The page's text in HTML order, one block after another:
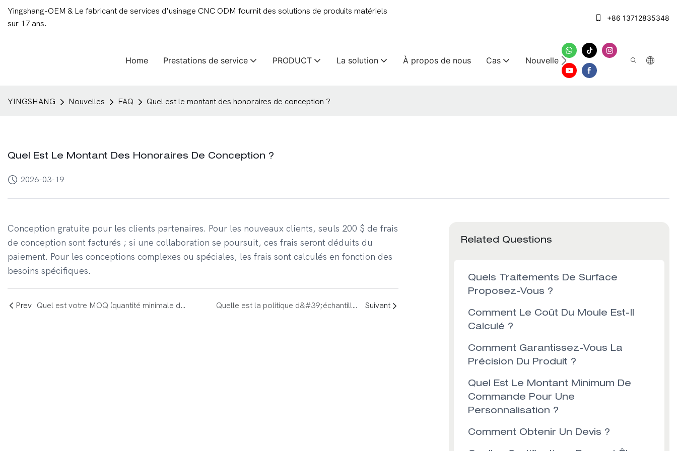
Yingshang-OEM & Le fabricant de services d'usinage CNC ODM fournit des solutions de produits matériels
sur 17 ans.
+86 13712835348
Home Prestations de service PRODUCT La solution À propos de nous Cas Nouvelles Nous contacter
YINGSHANG Nouvelles FAQ Quel est le montant des honoraires de conception ?
Quel Est Le Montant Des Honoraires De Conception ?
2026-03-19
Conception gratuite pour les clients partenaires. Pour les nouveaux clients, seuls 200 $ de frais
de conception sont facturés ; si une collaboration se poursuit, ces frais seront déduits du
paiement. Pour les conceptions complexes ou spéciales, les frais sont calculés en fonction des
besoins spécifiques.
Prev Quel est votre MOQ (quantité minimale de commande) pour les projets sur mesure ? Pouvez-vous accompagner les startups ? Quelle est la politique d&#39;échantillonnage pour les produits personnalisés ? Suivant
Related Questions
Quels Traitements De Surface
Proposez-Vous ?
Comment Le Coût Du Moule Est-Il
Calculé ?
Comment Garantissez-Vous La
Précision Du Produit ?
Quel Est Le Montant Minimum De
Commande Pour Une
Personnalisation ?
Comment Obtenir Un Devis ?